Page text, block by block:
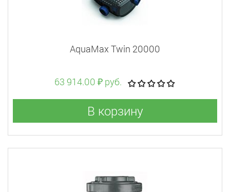
AquaMax Twin 20000
63 914.00 ₽ руб.
В корзину